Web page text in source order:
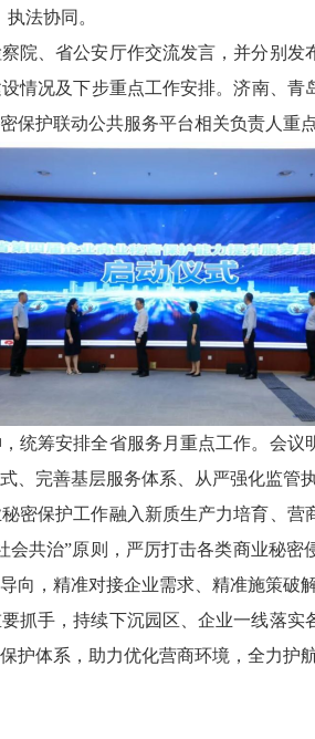
法协同。
院、省公安厅作交流发言，并分别
情况及下步重点工作安排。济南、
保护联动公共服务平台相关负责人重
统筹安排全省服务月重点工作。会
、完善基层服务体系、从严强化监管
密保护工作融入新质生产力培育、
会共治”原则，严厉打击各类商业秘
向，精准对接企业需求、精准施策破
抓手，持续下沉园区、企业一线落
护体系，助力优化营商环境，全力护